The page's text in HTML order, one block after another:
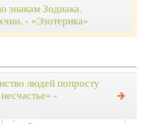
Зодиака.
- «Эзотерика»
людей попросту
-